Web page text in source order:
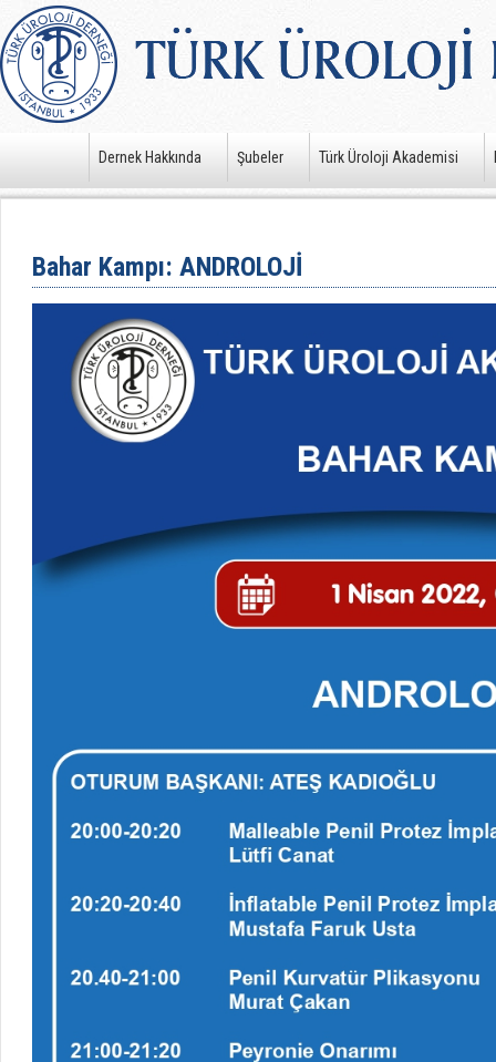
Dernek Hakkında Şubeler Türk Üroloji Akademisi
Bahar Kampı: ANDROLOJİ